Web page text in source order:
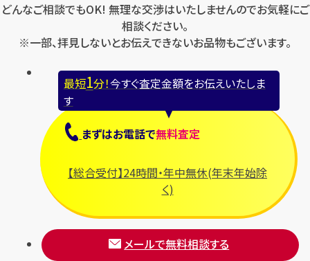
どんなご相談でもOK! 無理な交渉はいたしませんのでお気軽にご
相談ください。
※一部、拝見しないとお伝えできないお品物もございます。
最短1分！今すぐ査定金額をお伝えいたしま
す
まずはお電話で無料査定
【総合受付】24時間・年中無休(年末年始除
く)
メールで無料相談する